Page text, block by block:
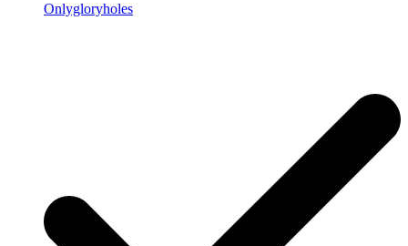
Onlygloryholes